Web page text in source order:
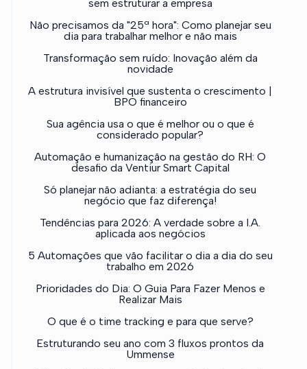
sem estruturar a empresa
Não precisamos da "25ª hora": Como planejar seu
dia para trabalhar melhor e não mais
Transformação sem ruído: Inovação além da
novidade
A estrutura invisível que sustenta o crescimento |
BPO financeiro
Sua agência usa o que é melhor ou o que é
considerado popular?
Automação e humanização na gestão do RH: O
desafio da Ventiur Smart Capital
Só planejar não adianta: a estratégia do seu
negócio que faz diferença!
Tendências para 2026: A verdade sobre a I.A.
aplicada aos negócios
5 Automações que vão facilitar o dia a dia do seu
trabalho em 2026
Prioridades do Dia: O Guia Para Fazer Menos e
Realizar Mais
O que é o time tracking e para que serve?
Estruturando seu ano com 3 fluxos prontos da
Ummense